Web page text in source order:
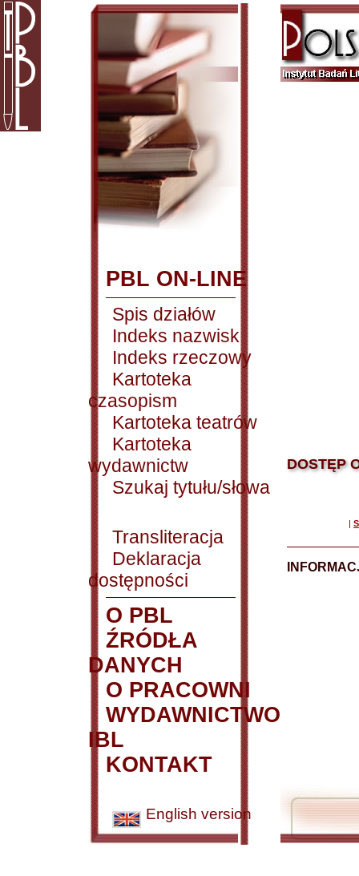
PBL ON-LINE
Spis działów
Indeks nazwisk
Indeks rzeczowy
Kartoteka
czasopism
Kartoteka teatrów
Kartoteka
wydawnictw
Szukaj tytułu/słowa
Transliteracja
Deklaracja
dostępności
O PBL
ŹRÓDŁA
DANYCH
O PRACOWNI
WYDAWNICTWO
IBL
KONTAKT
English version
DOSTĘP
|